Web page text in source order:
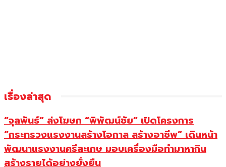
เรื่องล่าสุด
“จุลพันธ์” ส่งโฆษก “พิพัฒน์ชัย” เปิดโครงการ
“กระทรวงแรงงานสร้างโอกาส สร้างอาชีพ” เดินหน้า
พัฒนาแรงงานศรีสะเกษ มอบเครื่องมือทำมาหากิน
สร้างรายได้อย่างยั่งยืน